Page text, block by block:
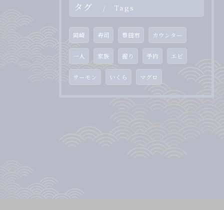
タグ Tags
岡崎 寿司 豊田市 カウンター
一人 家族 握り 予約 エビ
サーモン いくら マグロ